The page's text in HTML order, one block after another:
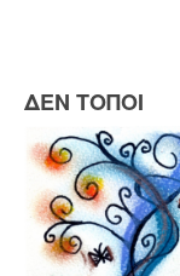
ΔΕΝ ΤΟΠΟΙ